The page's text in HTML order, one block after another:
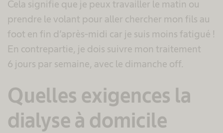
Cela signifie que je peux travailler le matin ou
prendre le volant pour aller chercher mon fils au
foot en fin d’après-midi car je suis moins fatigué !
En contrepartie, je dois suivre mon traitement
6 jours par semaine, avec le dimanche off.
Quelles exigences la
dialyse à domicile